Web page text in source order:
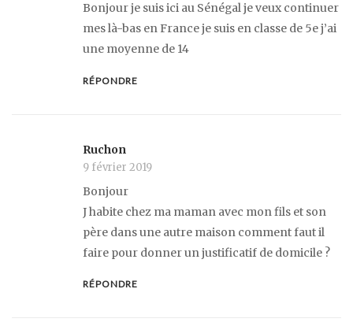
Bonjour je suis ici au Sénégal je veux continuer
mes là-bas en France je suis en classe de 5e j’ai
une moyenne de 14
RÉPONDRE
Ruchon
9 février 2019
Bonjour
J habite chez ma maman avec mon fils et son
père dans une autre maison comment faut il
faire pour donner un justificatif de domicile ?
RÉPONDRE